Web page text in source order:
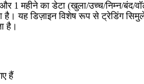
1 महीने का डेटा (खुला/उच्च/निम्न/बंद/
है। यह डिज़ाइन विशेष रूप से ट्रेडिंग
है।
हैं